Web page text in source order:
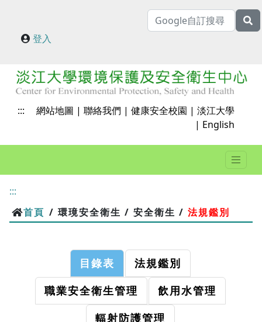
登入
::: 網站地圖 |聯絡我們 |健康安全校園 |淡江大學
| English
:::
首頁 / 環璄安全衛生 / 安全衛生 / 法規鑑別
目錄表
法規鑑別
職業安全衛生管理
飲用水管理
輻射防護管理